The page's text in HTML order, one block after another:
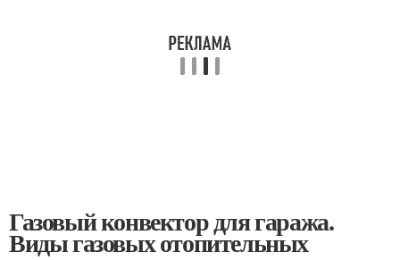
Газовый конвектор для гаража.
Виды газовых отопительных